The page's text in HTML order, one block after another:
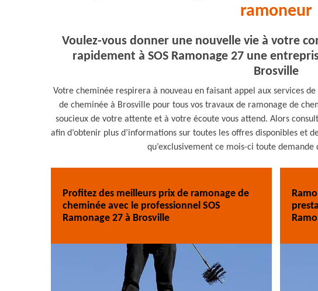
ramoneur
Voulez-vous donner une nouvelle vie à votre
rapidement à SOS Ramonage 27 une
Brosville
Votre cheminée respirera à nouveau en faisant appel aux services
de cheminée à Brosville pour tous vos travaux de ramonage de
soucieux de votre attente et à votre écoute vous attend. Alors
afin d’obtenir plus d’informations sur toutes les offres disponibles et
qu’exclusivement ce mois-ci toute
Profitez des meilleurs prix de ramonage de
cheminée avec le professionnel SOS
Ramonage 27 à Brosville